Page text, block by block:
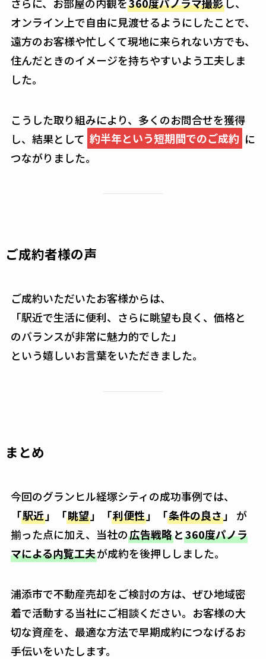
オンライン上で自由に見渡せるようにしたことで、
遠方のお客様や忙しくて現地に来られない方でも、
住んだときのイメージを持ちやすいよう工夫しま
した。
こうした取り組みにより、多くのお問合せを獲得
し、結果として 約半年という短期間でのご成約 に
つながりました。
ご成約者様の声
ご成約いただいたお客様からは、
「駅近で生活に便利、さらに眺望も良く、価格と
のバランスが非常に魅力的でした」
という嬉しいお言葉をいただきました。
まとめ
今回のグランヒル経塚シティの成功事例では、
「駅近」「眺望」「利便性」「条件の良さ」
が
揃った点に加え、当社の広告戦略と360度パノラ
マによる内覧工夫が成約を後押ししました。
浦添市で不動産売却をご検討の方は、ぜひ地域密
着で活動する当社にご相談ください。お客様の大
切な資産を、最適な方法で早期成約につなげるお
手伝いをいたします。